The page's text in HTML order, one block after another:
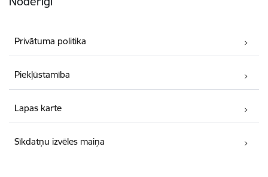
Privātuma politika
Piekļūstamība
Lapas karte
Sīkdatņu izvēles maiņa